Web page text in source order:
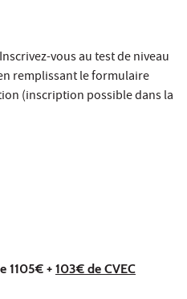
vous au test de niveau
remplissant le formulaire
(inscription possible dans la
1105€ + 103€ de CVEC